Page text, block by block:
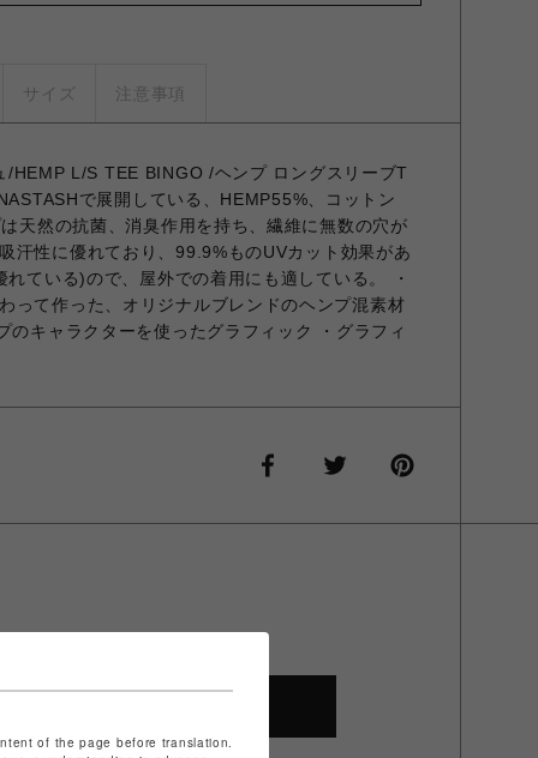
サイズ 注意事項
/HEMP L/S TEE BINGO /ヘンプ ロングスリーブT
で展開している、HEMP55%、コットン
天然の抗菌、消臭作用を持ち、繊維に無数の穴が
汗性に優れており、99.9%ものUVカット効果があ
ている)ので、屋外での着用にも適している。 ・
って作った、オリジナルブレンドのヘンプ混素材
のキャラクターを使ったグラフィック ・グラフィ
of the page before translation.